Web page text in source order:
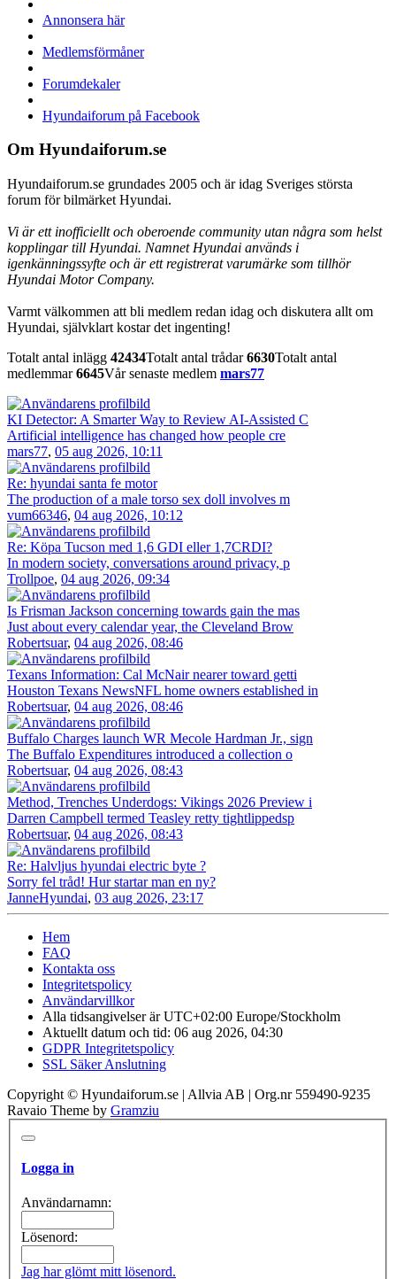
Annonsera här
Medlemsförmåner
Forumdekaler
Hyundaiforum på Facebook
Om Hyundaiforum.se
Hyundaiforum.se grundades 2005 och är idag Sveriges största
forum för bilmärket Hyundai.
Vi är ett inofficiellt och oberoende community utan några som helst
kopplingar till Hyundai. Namnet Hyundai används i
igenkänningssyfte och är ett registrerat varumärke som tillhör
Hyundai Motor Company.
Varmt välkommen att bli medlem redan idag och diskutera allt om
Hyundai, självklart kostar det ingenting!
Totalt antal inlägg 42434Totalt antal trådar6630Totalt antal
medlemmar6645Vår senaste medlem mars77
KI Detector: A Smarter Way to Review AI-Assisted C
Artificial intelligence has changed how people cre
mars77, 05 aug 2026, 10:11
Re: hyundai santa fe motor
The production of a male torso sex doll involves m
vum66346, 04 aug 2026, 10:12
Re: Köpa Tucson med 1,6 GDI eller 1,7CRDI?
In modern society, conversations around privacy, p
Trollpoe, 04 aug 2026, 09:34
Is Frisman Jackson concerning towards gain the mas
Just about every calendar year, the Cleveland Brow
Robertsuar, 04 aug 2026, 08:46
Texans Information: Cal McNair nearer toward getti
Houston Texans NewsNFL home owners established in
Robertsuar, 04 aug 2026, 08:46
Buffalo Charges launch WR Mecole Hardman Jr., sign
The Buffalo Expenditures introduced a collection o
Robertsuar, 04 aug 2026, 08:43
Method, Trenches Underdogs: Vikings 2026 Preview i
Darren Campbell termed Teasley retty tightlippedsp
Robertsuar, 04 aug 2026, 08:43
Re: Halvljus hyundai electric byte ?
Sorry fel tråd! Hur startar man en ny?
JanneHyundai, 03 aug 2026, 23:17
Hem
FAQ
Kontakta oss
Integritetspolicy
Användarvillkor
Alla tidsangivelser är UTC+02:00 Europe/Stockholm
Aktuellt datum och tid: 06 aug 2026, 04:30
GDPR Integritetspolicy
SSL Säker Anslutning
Copyright © Hyundaiforum.se | Allvia AB | Org.nr 559490-9235
Ravaio Theme by Gramziu
Logga in
Användarnamn:
Lösenord:
Jag har glömt mitt lösenord.